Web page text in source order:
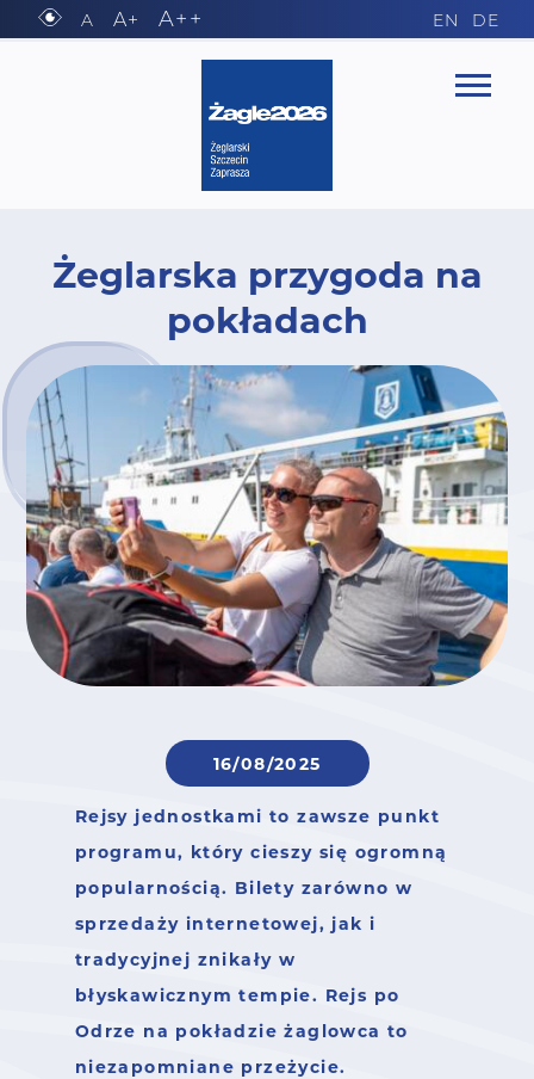
Żeglarska przygoda na
pokładach
16/08/2025
Rejsy jednostkami to zawsze punkt
programu, który cieszy się ogromną
popularnością. Bilety zarówno w
sprzedaży internetowej, jak i
tradycyjnej znikały w
błyskawicznym tempie. Rejs po
Odrze na pokładzie żaglowca to
niezapomniane przeżycie.
A A+ A++ EN DE